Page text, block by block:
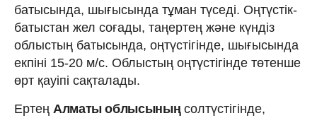
батысында, шығысында тұман түседі. Оңтүстік-
батыстан жел соғады, таңертең және күндіз
облыстың батысында, оңтүстігінде, шығысында
екпіні 15-20 м/с. Облыстың оңтүстігінде төтенше
өрт қауіпі сақталады.
Ертең Алматы облысыныңсолтүстігінде,